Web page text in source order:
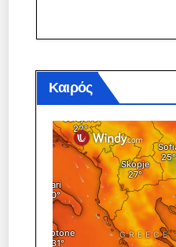
Καιρός